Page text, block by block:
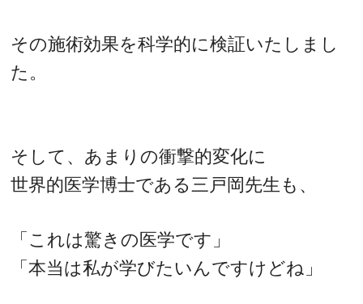
その施術効果を科学的に検証いたしまし
た。
そして、あまりの衝撃的変化に
世界的医学博士である三戸岡先生も、
「これは驚きの医学です」
「本当は私が学びたいんですけどね」